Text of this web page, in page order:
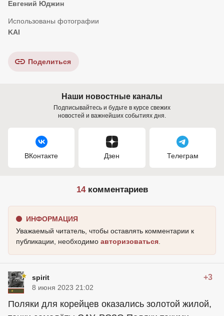
Евгений Юджин
KAI
Поделиться
Наши новостные каналы
Подписывайтесь и будьте в курсе свежих
новостей и важнейших событиях дня.
ВКонтакте Дзен Телеграм
14комментариев
ИНФОРМАЦИЯ
Уважаемый читатель, чтобы оставлять комментарии к
публикации, необходимо авторизоваться.
spirit +3
8 июня 2023 21:02
Поляки для корейцев оказались золотой жилой,